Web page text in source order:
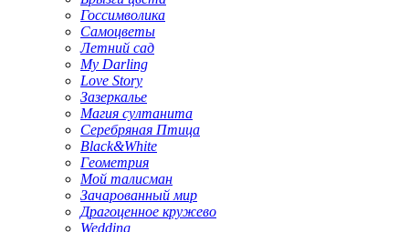
Госсимволика
Самоцветы
Летний сад
My Darling
Love Story
Зазеркалье
Магия султанита
Серебряная Птица
Black&White
Геометрия
Мой талисман
Зачарованный мир
Драгоценное кружево
Wedding